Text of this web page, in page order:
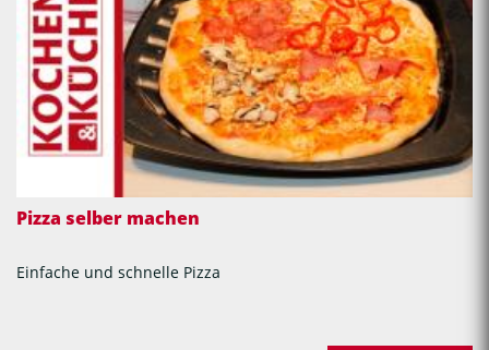
Pizza selber machen
Einfache und schnelle Pizza